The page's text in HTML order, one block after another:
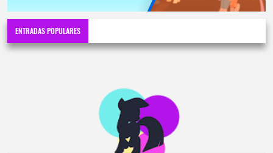
ENTRADAS POPULARES